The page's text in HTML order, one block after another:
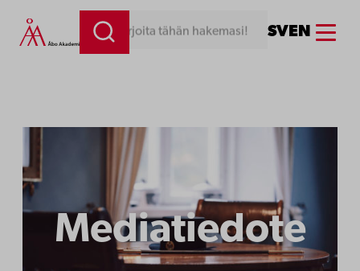
Siirry
sisältöön
Kirjoita tähän hakemasi! SVEN Menu
Mediatiedote